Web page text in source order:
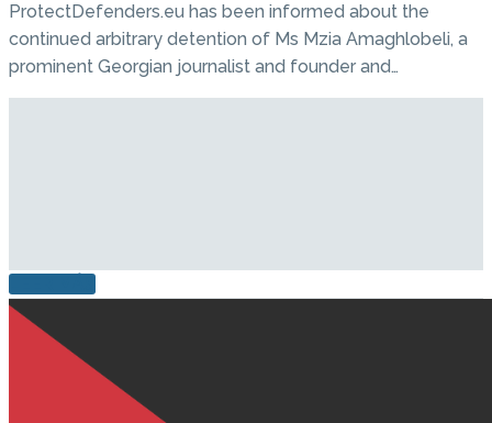
ProtectDefenders.eu has been informed about the
continued arbitrary detention of Ms Mzia Amaghlobeli, a
prominent Georgian journalist and founder and…